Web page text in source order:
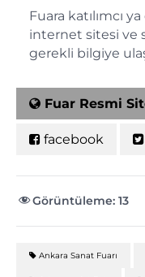
Fuara katılımcı
internet sitesi ve
gerekli bilgiye
Fuar Resmi
facebook
Görüntüleme: 13
Ankara Sanat Fuarı